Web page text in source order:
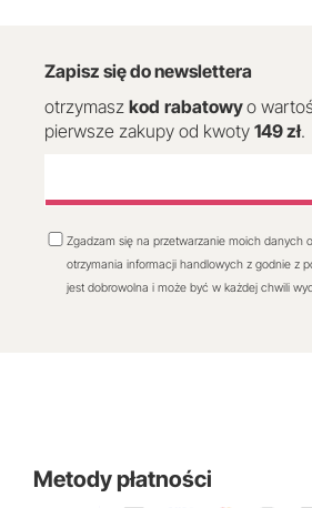
Zapisz się do newslettera
otrzymasz kod rabatowyo
pierwsze zakupy od kwoty 149 zł.
Zgadzam się na przetwarzanie moich danych
otrzymania informacji handlowych z godnie z
jest dobrowolna i może być w każdej chwili
Metody płatności